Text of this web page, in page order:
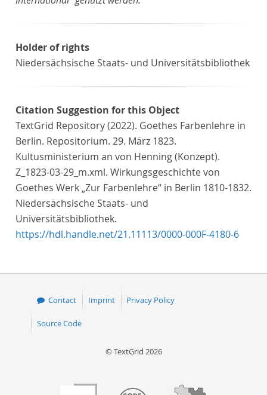
Holder of rights
Niedersächsische Staats- und Universitätsbibliothek
Citation Suggestion for this Object
TextGrid Repository (2022). Goethes Farbenlehre in
Berlin. Repositorium. 29. März 1823.
Kultusministerium an von Henning (Konzept).
Z_1823-03-29_m.xml. Wirkungsgeschichte von
Goethes Werk „Zur Farbenlehre“ in Berlin 1810-1832.
Niedersächsische Staats- und
Universitätsbibliothek.
https://hdl.handle.net/21.11113/0000-000F-4180-6
Contact Imprint Privacy Policy
Source Code
© TextGrid 2026